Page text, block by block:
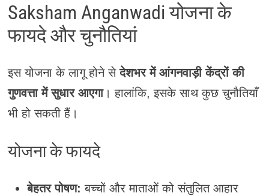
Saksham Anganwadi योजना के
फायदे और चुनौतियां
इस योजना के लागू होने सेदेशभर में आंगनवाड़ी केंद्रों की
गुणवत्ता में सुधार आएगा। हालांकि, इसके साथ कुछ चुनौतियाँ
भी हो सकती हैं।
योजना के फायदे
बेहतर पोषण: बच्चों और माताओं को संतुलित आहार